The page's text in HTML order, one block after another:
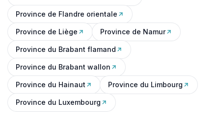
Province de Flandre orientale
Province de Liège Province de Namur
Province du Brabant flamand
Province du Brabant wallon
Province du Hainaut Province du Limbourg
Province du Luxembourg